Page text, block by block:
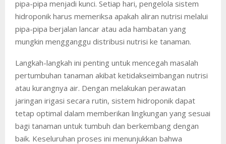
pipa-pipa menjadi kunci. Setiap hari, pengelola sistem
hidroponik harus memeriksa apakah aliran nutrisi melalui
pipa-pipa berjalan lancar atau ada hambatan yang
mungkin mengganggu distribusi nutrisi ke tanaman.
Langkah-langkah ini penting untuk mencegah masalah
pertumbuhan tanaman akibat ketidakseimbangan nutrisi
atau kurangnya air. Dengan melakukan perawatan
jaringan irigasi secara rutin, sistem hidroponik dapat
tetap optimal dalam memberikan lingkungan yang sesuai
bagi tanaman untuk tumbuh dan berkembang dengan
baik. Keseluruhan proses ini menunjukkan bahwa